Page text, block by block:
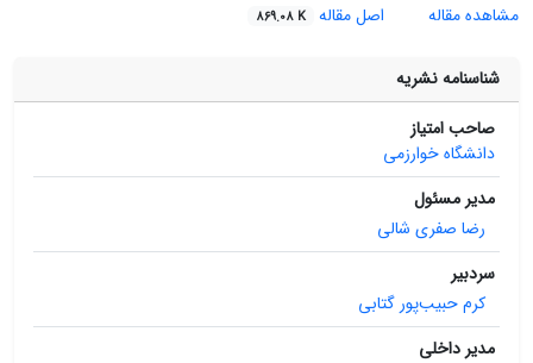
مشاهده مقاله
اصل مقاله 869.08 K
شناسنامه نشریه
صاحب امتیاز
دانشگاه خوارزمی
مدیر مسئول
رضا صفری‌ شالی
سردبیر
کرم حبیب‌پور گتابی
مدیر داخلی